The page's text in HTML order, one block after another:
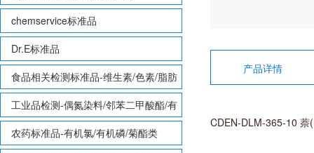
chemservice标准品
Dr.E标准品
食品相关检测标准品-维生素/色素/脂肪
酸甲酯等
工业品检测-偶氮染料/邻苯二甲酸酯/有
机锡/多溴联苯/多溴联苯醚/多氯联苯
农药标准品-有机氯/有机磷/菊酯类
产品详情
CDEN-DLM-365-10